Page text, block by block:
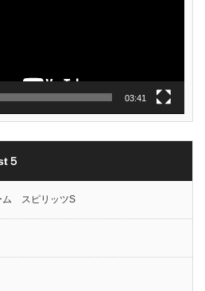
03:41
５
ム スピリッツS